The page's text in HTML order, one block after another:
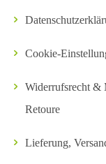
Cookie-
Widerrufsrecht &
Retoure
Lieferung,